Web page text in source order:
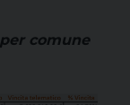
comune